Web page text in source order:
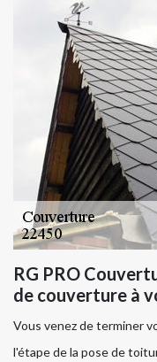
RG PRO
de couverture à
Vous venez de terminer
l'étape de la pose de